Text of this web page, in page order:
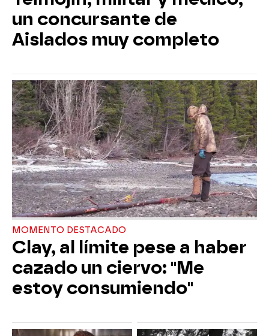
un concursante de
Aislados muy completo
MOMENTO DESTACADO
Clay, al límite pese a haber
cazado un ciervo: "Me
estoy consumiendo"